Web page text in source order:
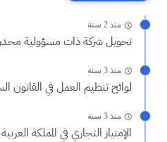
منذ 2 سنة
تحويل شركة ذات مسؤولية
منذ 3 سنة
لوائح تنظيم العمل في القانون
منذ 3 سنة
الإمتياز التجاري في المملكة